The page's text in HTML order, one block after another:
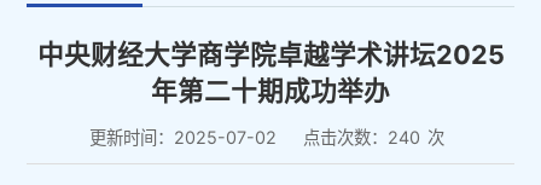
中央财经大学商学院卓越学术讲坛2025
年第二十期成功举办
更新时间：2025-07-02 点击次数： 240 次